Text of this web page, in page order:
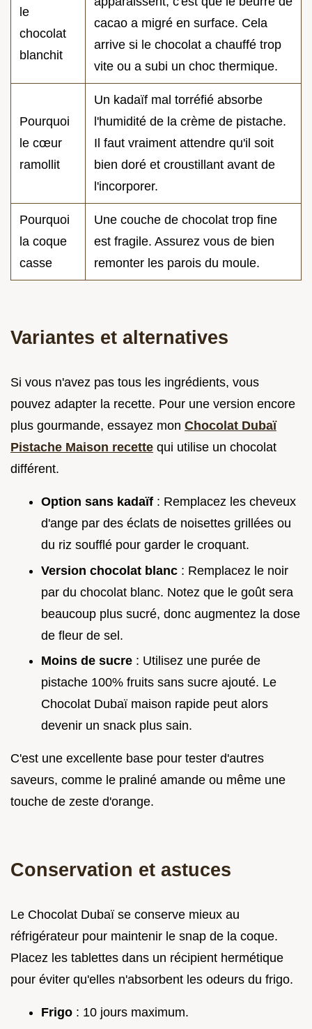
le
chocolat
blanchit
cacao a migré en surface. Cela
arrive si le chocolat a chauffé trop
vite ou a subi un choc thermique.
Pourquoi
le cœur
ramollit
Un kadaïf mal torréfié absorbe
l'humidité de la crème de pistache.
Il faut vraiment attendre qu'il soit
bien doré et croustillant avant de
l'incorporer.
Pourquoi
la coque
casse
Une couche de chocolat trop fine
est fragile. Assurez vous de bien
remonter les parois du moule.
Variantes et alternatives
Si vous n'avez pas tous les ingrédients, vous
pouvez adapter la recette. Pour une version encore
plus gourmande, essayez mon Chocolat Dubaï
Pistache Maison recette qui utilise un chocolat
différent.
Option sans kadaïf : Remplacez les cheveux
d'ange par des éclats de noisettes grillées ou
du riz soufflé pour garder le croquant.
Version chocolat blanc : Remplacez le noir
par du chocolat blanc. Notez que le goût sera
beaucoup plus sucré, donc augmentez la dose
de fleur de sel.
Moins de sucre : Utilisez une purée de
pistache 100% fruits sans sucre ajouté. Le
Chocolat Dubaï maison rapide peut alors
devenir un snack plus sain.
C'est une excellente base pour tester d'autres
saveurs, comme le praliné amande ou même une
touche de zeste d'orange.
Conservation et astuces
Le Chocolat Dubaï se conserve mieux au
réfrigérateur pour maintenir le snap de la coque.
Placez les tablettes dans un récipient hermétique
pour éviter qu'elles n'absorbent les odeurs du frigo.
Frigo : 10 jours maximum.